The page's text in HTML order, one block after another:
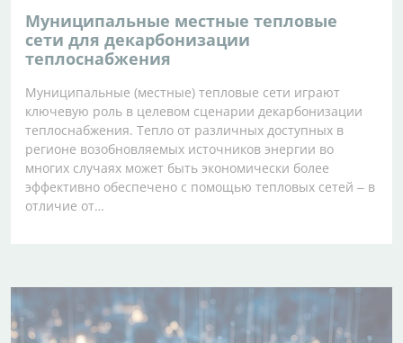
Муниципальные местные тепловые
сети для декарбонизации
теплоснабжения
Муниципальные (местные) тепловые сети играют
ключевую роль в целевом сценарии декарбонизации
теплоснабжения. Тепло от различных доступных в
регионе возобновляемых источников энергии во
многих случаях может быть экономически более
эффективно обеспечено с помощью тепловых сетей ‒ в
отличие от…